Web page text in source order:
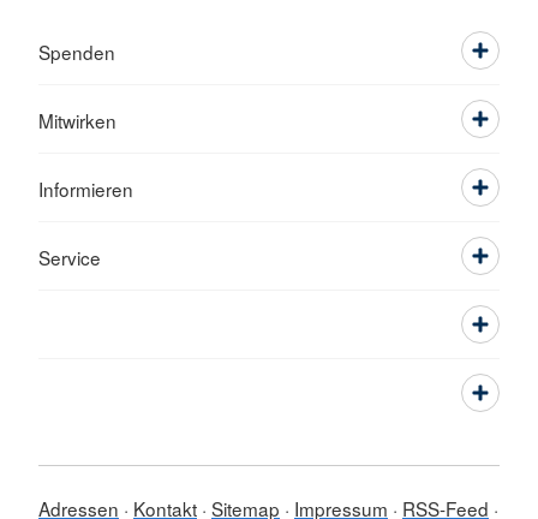
Spenden
Mitwirken
Informieren
Service
Adressen Kontakt Sitemap Impressum RSS-Feed